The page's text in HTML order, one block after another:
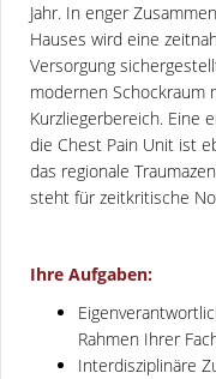
Jahr. In enger
Hauses wird eine
Versorgung
modernen Schockraum
Kurzliegerbereich. Eine
die Chest Pain Unit ist
das regionale
steht für zeitkritische
Ihre Aufgaben:
Rahmen Ihrer
Interdisziplinäre